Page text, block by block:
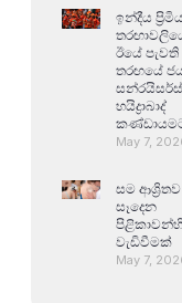
ඉන්දීය
ඊයේ පැවති
තරඟයේ
සන්රයිසර්ස්
හයිද්‍රාබාද්
May 7,
සම ආශ්‍රිතව
සෑදෙන
පිළිකාවන්හි
වැඩිවීමක්
May 7,